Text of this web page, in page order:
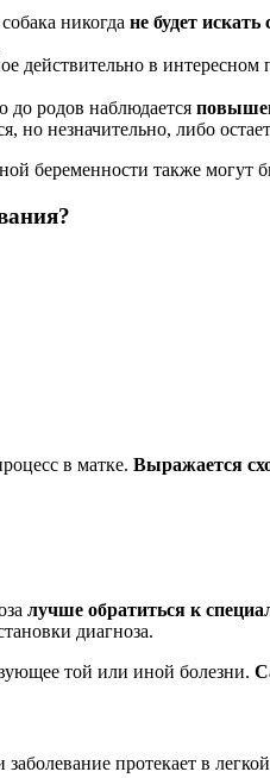
никогда не будет искать
действительно в
до родов наблюдается
но незначительно, либо
беременности также могут
в матке. Выражается
лучше обратиться к
диагноза.
той или иной болезни.
протекает в